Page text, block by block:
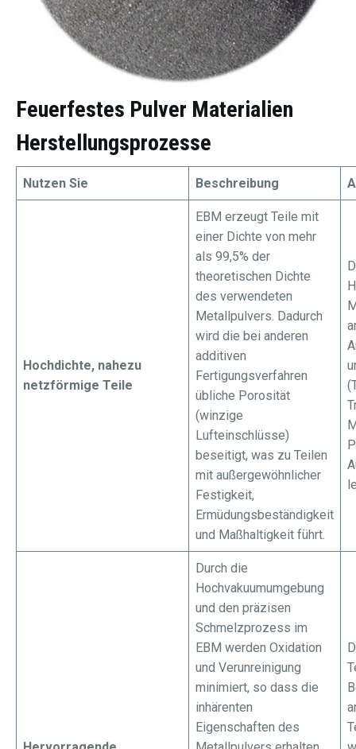
Feuerfestes Pulver Materialien
Herstellungsprozesse
Nutzen Sie Beschreibung
Hochdichte, nahezu
netzförmige Teile
EBM erzeugt Teile mit
einer Dichte von mehr
als 99,5% der
theoretischen Dichte
des verwendeten
Metallpulvers. Dadurch
wird die bei anderen
additiven
Fertigungsverfahren
übliche Porosität
(winzige
Lufteinschlüsse)
beseitigt, was zu Teilen
mit außergewöhnlicher
Festigkeit,
Ermüdungsbeständigkeit
und Maßhaltigkeit führt.
Durch die
Hochvakuumumgebung
und den präzisen
Schmelzprozess im
EBM werden Oxidation
und Verunreinigung
minimiert, so dass die
inhärenten
Eigenschaften des